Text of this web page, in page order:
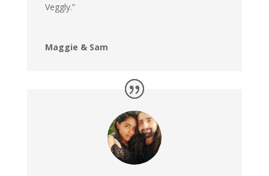
Veggly.”
Maggie & Sam